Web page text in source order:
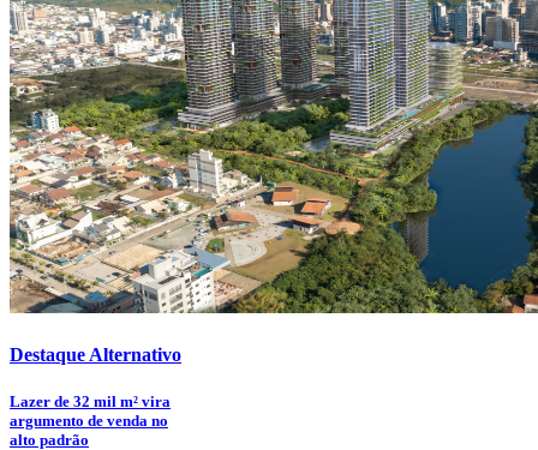
Destaque Alternativo
Lazer de 32 mil m² vira
argumento de venda no
alto padrão